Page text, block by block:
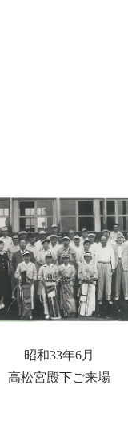
昭和33年6月
高松宮殿下ご来場